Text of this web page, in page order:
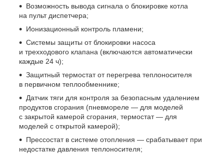
Возможность вывода сигнала о блокировке котла
на пульт диспетчера;
Ионизационный контроль пламени;
Системы защиты от блокировки насоса
и трехходового клапана (включаются автоматически
каждые 24 ч);
Защитный термостат от перегрева теплоносителя
в первичном теплообменнике;
Датчик тяги для контроля за безопасным удалением
продуктов сгорания (пневмореле — для моделей
с закрытой камерой сгорания, термостат — для
моделей с открытой камерой);
Прессостат в системе отопления — срабатывает при
недостатке давления теплоносителя;